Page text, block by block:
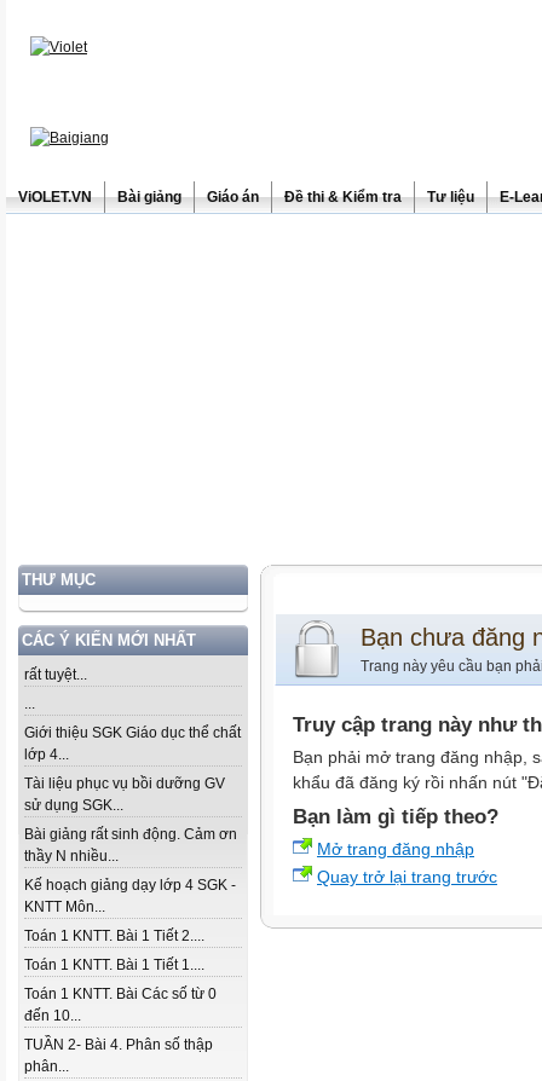
ViOLET.VN Bài giảng Giáo án Đề thi & Kiểm tra Tư liệu E-
THƯ MỤC
CÁC Ý KIẾN MỚI NHẤT
rất tuyệt...
...
Giới thiệu SGK Giáo dục thể chất
lớp 4...
Tài liệu phục vụ bồi dưỡng GV
sử dụng SGK...
Bài giảng rất sinh động. Cảm ơn
thầy N nhiều...
Kế hoạch giảng dạy lớp 4 SGK -
KNTT Môn...
Toán 1 KNTT. Bài 1 Tiết 2....
Toán 1 KNTT. Bài 1 Tiết 1....
Toán 1 KNTT. Bài Các số từ 0
đến 10...
TUẦN 2- Bài 4. Phân số thập
phân...
Bạn chưa đăng
Trang này yêu cầu bạn
Truy cập trang này như
Bạn phải mở trang đăng nhập,
khẩu đã đăng ký rồi nhấn nút
Bạn làm gì tiếp theo?
Mở trang đăng nhập
Quay trở lại trang trước